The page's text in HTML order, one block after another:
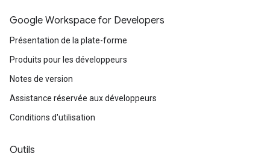
Google Workspace for Developers
Présentation de la plate-forme
Produits pour les développeurs
Notes de version
Assistance réservée aux développeurs
Conditions d'utilisation
Outils